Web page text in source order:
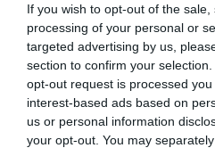
If you wish to opt-out of the
processing of your personal or
targeted advertising by us,
section to confirm your
opt-out request is processed
interest-based ads based on
us or personal information
your opt-out. You may
SOCIEDAD
Ataque
de Nueva York:
Virgen María
Redacción 07/08/26